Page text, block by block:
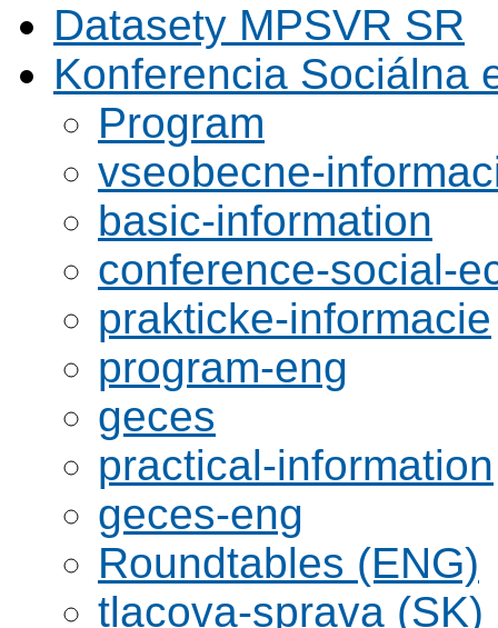
Datasety MPSVR SR
Konferencia Sociálna
Program
vseobecne-
basic-information
conference-social-
prakticke-informacie
program-eng
geces
practical-information
geces-eng
Roundtables (ENG)
tlacova-sprava (SK)